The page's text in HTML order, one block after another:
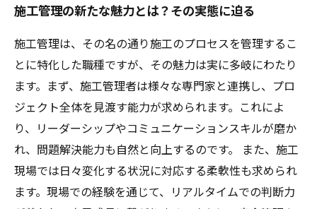
施工管理の新たな魅力とは？その実態に迫る
施工管理は、その名の通り施工のプロセスを管理するこ
とに特化した職種ですが、その魅力は実に多岐にわたり
ます。まず、施工管理者は様々な専門家と連携し、プロ
ジェクト全体を見渡す能力が求められます。これによ
り、リーダーシップやコミュニケーションスキルが磨か
れ、問題解決能力も自然と向上するのです。 また、施工
現場では日々変化する状況に対応する柔軟性も求められ
ます。現場での経験を通じて、リアルタイムでの判断力